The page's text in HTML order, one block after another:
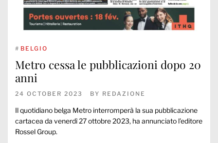
# BELGIO
Metro cessa le pubblicazioni dopo 20
anni
24 OCTOBER 2023 BY REDAZIONE
Il quotidiano belga Metro interromperà la sua pubblicazione
cartacea da venerdì 27 ottobre 2023, ha annunciato l’editore
Rossel Group.